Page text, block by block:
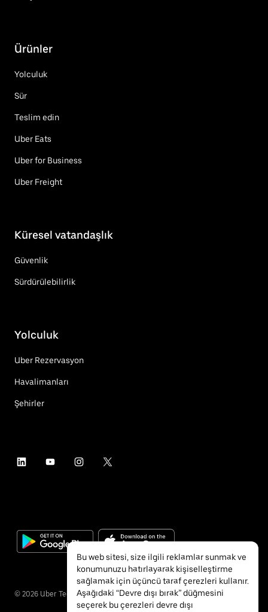
Ürünler
Yolculuk
Sür
Teslim edin
Uber Eats
Uber for Business
Uber Freight
Küresel vatandaşlık
Güvenlik
Sürdürülebilirlik
Yolculuk
Uber Rezervasyon
Havalimanları
Şehirler
© 2026 Uber Technologies Inc.
Bu web sitesi, size ilgili reklamlar sunmak ve
konumunuzu hatırlayarak kişiselleştirme
sağlamak için üçüncü taraf çerezleri kullanır.
Aşağıdaki “Devre dışı bırak” düğmesini
seçerek bu çerezleri devre dışı